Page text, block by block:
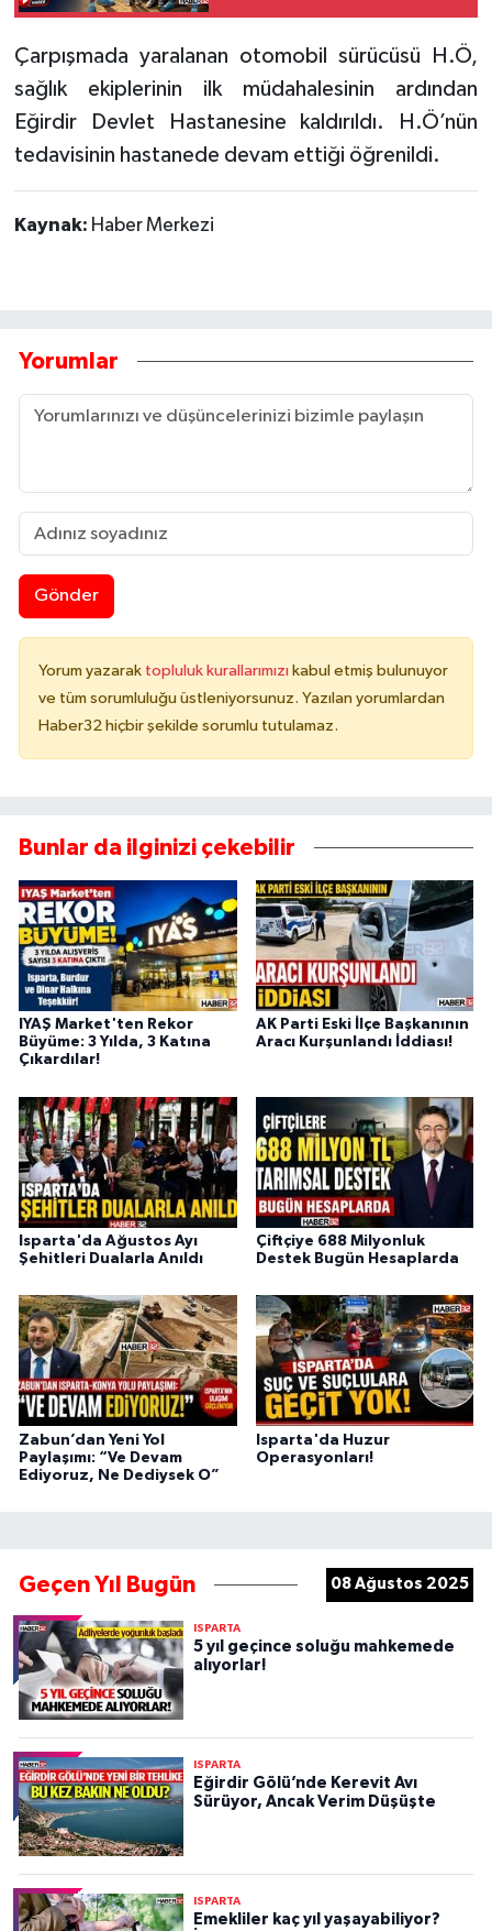
Çarpışmada yaralanan otomobil sürücüsü H.Ö,
sağlık ekiplerinin ilk müdahalesinin ardından
Eğirdir Devlet Hastanesine kaldırıldı. H.Ö’nün
tedavisinin hastanede devam ettiği öğrenildi.
Kaynak: Haber Merkezi
Yorumlar
Gönder
Yorum yazarak topluluk kurallarımızı kabul etmiş bulunuyor
ve tüm sorumluluğu üstleniyorsunuz. Yazılan yorumlardan
Haber32 hiçbir şekilde sorumlu tutulamaz.
Bunlar da ilginizi çekebilir
IYAŞ Market'ten Rekor
Büyüme: 3 Yılda, 3 Katına
Çıkardılar!
AK Parti Eski İlçe Başkanının
Aracı Kurşunlandı İddiası!
Isparta'da Ağustos Ayı
Şehitleri Dualarla Anıldı
Çiftçiye 688 Milyonluk
Destek Bugün Hesaplarda
Zabun’dan Yeni Yol
Paylaşımı: “Ve Devam
Ediyoruz, Ne Dediysek O”
Isparta'da Huzur
Operasyonları!
Geçen Yıl Bugün 08 Ağustos 2025
ISPARTA
5 yıl geçince soluğu mahkemede
alıyorlar!
ISPARTA
Eğirdir Gölü’nde Kerevit Avı
Sürüyor, Ancak Verim Düşüşte
ISPARTA
Emekliler kaç yıl yaşayabiliyor?
Tarihi Yapılarımız
Teknoloji
Türkiye
İletişim